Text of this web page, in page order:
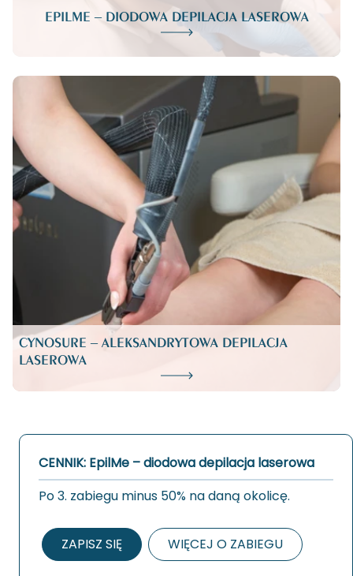
EPILME – DIODOWA DEPILACJA LASEROWA
CYNOSURE – ALEKSANDRYTOWA DEPILACJA
LASEROWA
CENNIK: EpilMe – diodowa depilacja laserowa
Po 3. za­bie­gu minus 50% na daną oko­li­cę.
ZAPISZ SIĘ WIĘCEJ O ZABIEGU